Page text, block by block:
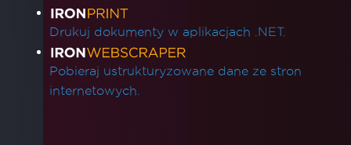
Drukuj dokumenty w aplikacjach .NET.
Pobieraj ustrukturyzowane dane ze stron
internetowych.